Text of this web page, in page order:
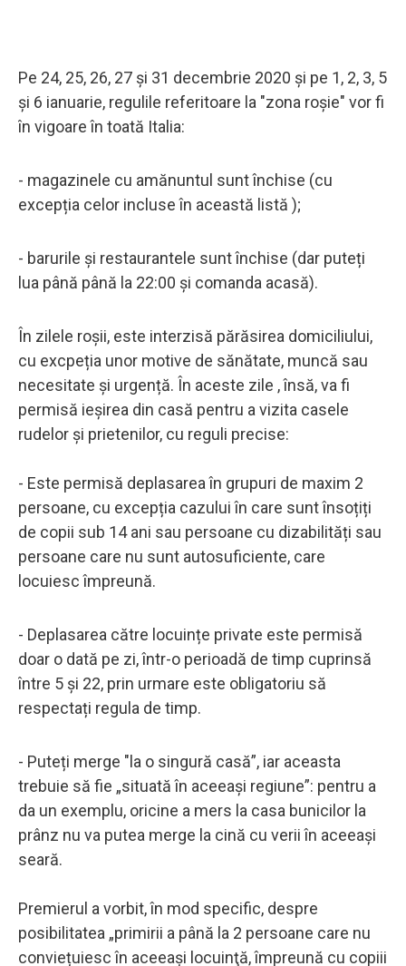
Pe 24, 25, 26, 27 și 31 decembrie 2020 și pe 1, 2, 3, 5
și 6 ianuarie, regulile referitoare la "zona roşie" vor fi
în vigoare în toată Italia:
- magazinele cu amănuntul sunt închise (cu
excepția celor incluse în această listă );
- barurile și restaurantele sunt închise (dar puteți
lua până până la 22:00 și comanda acasă).
În zilele roșii, este interzisă părăsirea domiciliului,
cu excpeția unor motive de sănătate, muncă sau
necesitate și urgență. În aceste zile , însă, va fi
permisă ieșirea din casă pentru a vizita casele
rudelor și prietenilor, cu reguli precise:
- Este permisă deplasarea în grupuri de maxim 2
persoane, cu excepția cazului în care sunt însoțiți
de copii sub 14 ani sau persoane cu dizabilități sau
persoane care nu sunt autosuficiente, care
locuiesc împreună.
- Deplasarea către locuințe private este permisă
doar o dată pe zi, într-o perioadă de timp cuprinsă
între 5 și 22, prin urmare este obligatoriu să
respectați regula de timp.
- Puteți merge "la o singură casă”, iar aceasta
trebuie să fie „situată în aceeași regiune”: pentru a
da un exemplu, oricine a mers la casa bunicilor la
prânz nu va putea merge la cină cu verii în aceeași
seară.
Premierul a vorbit, în mod specific, despre
posibilitatea „primirii a până la 2 persoane care nu
conviețuiesc în aceeaşi locuinţă, împreună cu copiii